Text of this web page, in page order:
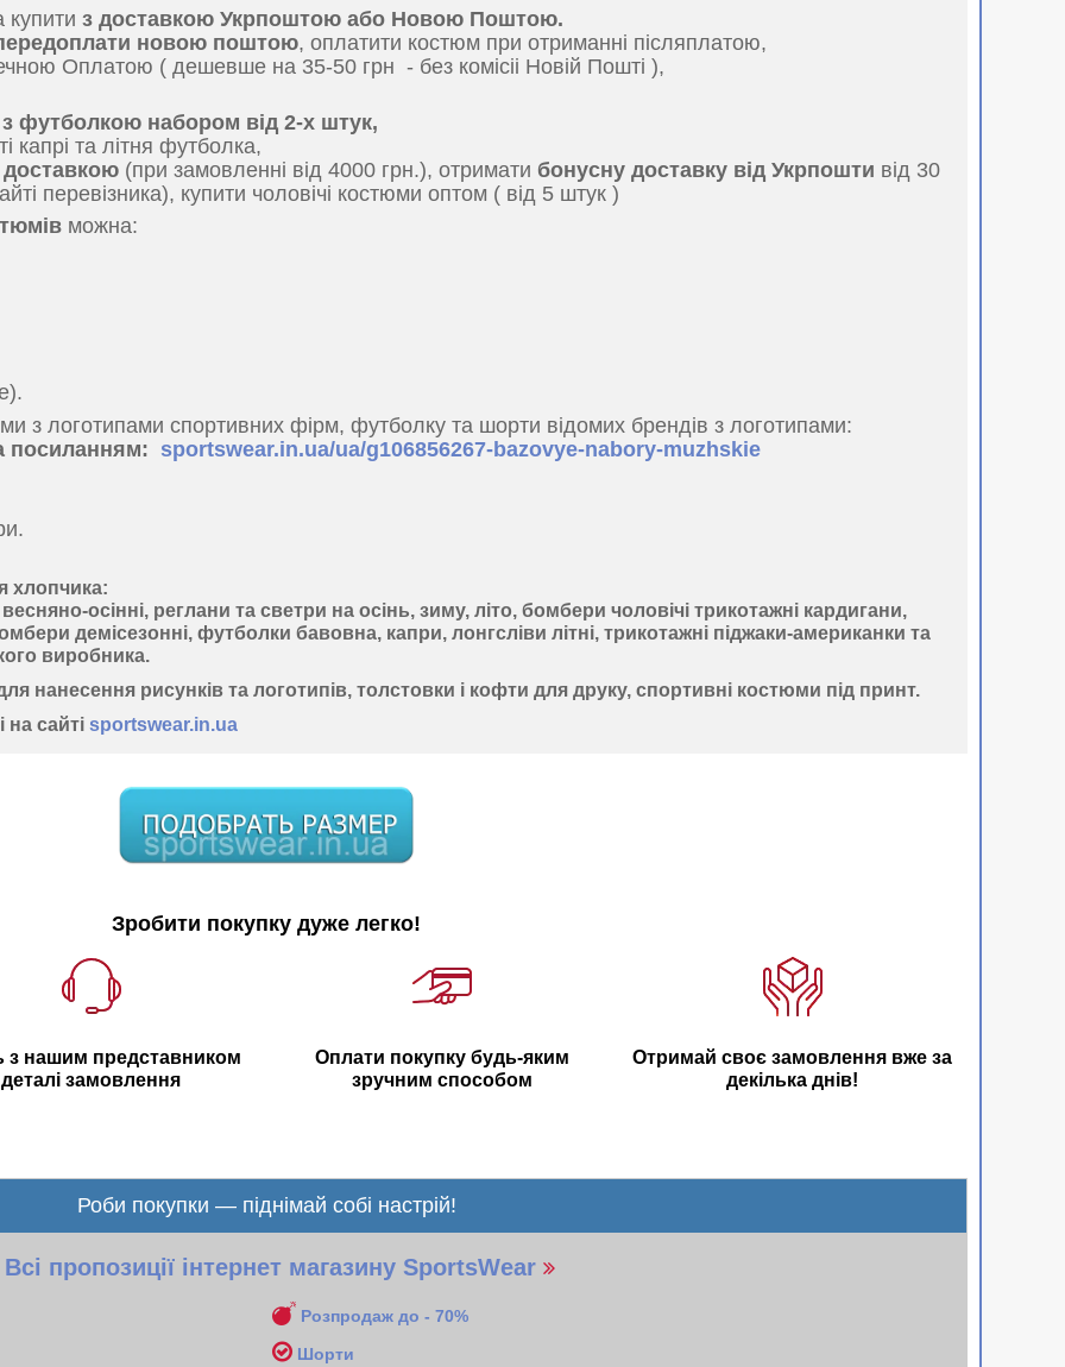
з доставкою Укрпоштою або Новою Поштою.
новою поштою, оплатити костюм при отриманні післяплатою,
Оплатою ( дешевше на 35-50 грн - без комісіі Новій Пошті ),
з футболкою набором від 2-х штук,
капрі та літня футболка,
(при замовленні від 4000 грн.), отримати бонусну доставку від Укрпошти від 30
перевізника), купити чоловічі костюми оптом ( від 5 штук )
можна:
з логотипами спортивних фірм, футболку та шорти відомих брендів з логотипами:
посиланням:
sportswear.in.ua/ua/g106856267-bazovye-nabory-muzhskie
хлопчика:
осінні, реглани та светри на осінь, зиму, літо, бомбери чоловічі трикотажні кардигани,
демісезонні, футболки бавовна, капри, лонгсліви літні, трикотажні піджаки-американки та
виробника.
нанесення рисунків та логотипів, толстовки і кофти для друку, спортивні костюми під принт.
на сайті sportswear.in.ua
Зробити покупку дуже легко!
з нашим представником
деталі замовлення
Оплати покупку будь-яким
зручним способом
Отримай своє замовлення вже за
декілька днів!
Роби покупки — піднімай собі настрій!
Всі пропозиції інтернет магазину SportsWear
Розпродаж до - 70%
Шорти